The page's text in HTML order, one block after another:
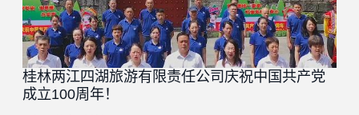
桂林两江四湖旅游有限责任公司庆祝中国共产党
成立100周年！